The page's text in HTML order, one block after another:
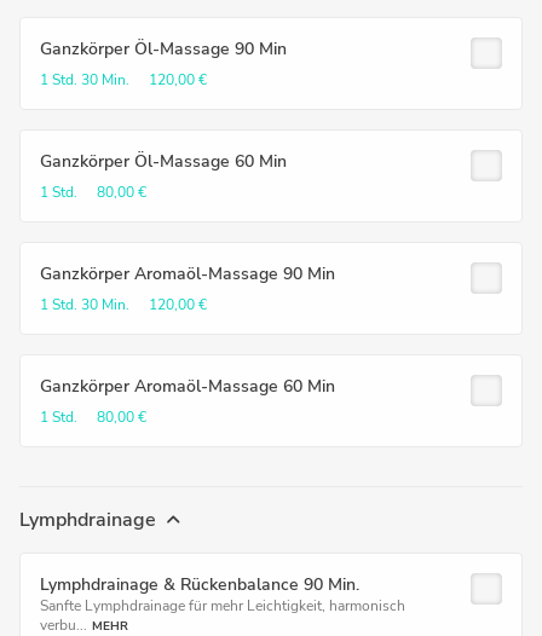
Ganzkörper Öl-Massage 90 Min
1 Std. 30 Min. 120,00 €
Ganzkörper Öl-Massage 60 Min
1 Std. 80,00 €
Ganzkörper Aromaöl-Massage 90 Min
1 Std. 30 Min. 120,00 €
Ganzkörper Aromaöl-Massage 60 Min
1 Std. 80,00 €
Lymphdrainage
Lymphdrainage & Rückenbalance 90 Min.
Sanfte Lymphdrainage für mehr Leichtigkeit, harmonisch
verbu... MEHR